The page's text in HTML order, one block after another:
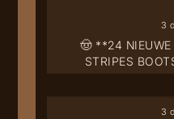
🤠 **24 NIEUWE
STRIPES
3
3